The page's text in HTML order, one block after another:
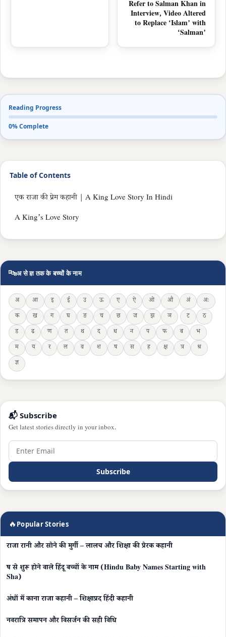
Refer to Salman Khan in
Interview, Video Altered
to Replace ‘Islam’ with
‘Salman’
Reading Progress
0% Complete
Table of Contents
एक राजा की प्रेम कहानी | A King Love Story In Hindi
A King’s Love Story
🔤अ से ज्ञ तक के बच्चों के नाम
अ आ इ ई उ ऊ ए ऐ ओ औ अं
अः
क
ख ग घ ङ च छ ज झ ञ ट
ठ
ड
ढ ण त थ द ध न प फ ब
भ
म
य र ल व श ष स ह क्ष त्र
श्र
ज्ञ
📬 Subscribe
Get latest stories directly in your inbox.
Subscribe
🔥 Popular Stories
राजा रानी और सोने की मुर्गी – लालच और शिक्षा की प्रेरक कहानी
ष से शुरू होने वाले हिंदू बच्चों के नाम (Hindu Baby Names Starting with
Sha)
अंधों में काना राजा कहानी – शिक्षाप्रद हिंदी कहानी
नवरात्रि समापन और विसर्जन की सही विधि